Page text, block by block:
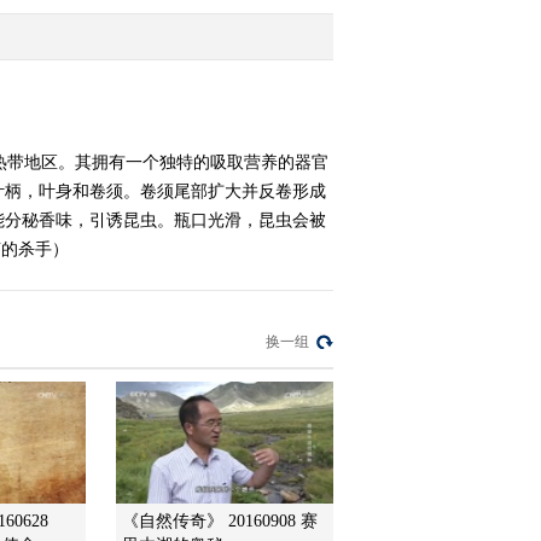
案-海底深穴
2014-08-03 18:31:14
2014-08-02 19:21:14
《地理中国》 20140731
解密雷公洞（下）
2014-07-31 18:36:14
《地理中国》 20140731
太行寻奇
地区。其拥有一个独特的吸取营养的器官
，叶身和卷须。卷须尾部扩大并反卷形成
秘香味，引诱昆虫。瓶口光滑，昆虫会被
杀手）
换一组
《自然传奇》 20160908 赛